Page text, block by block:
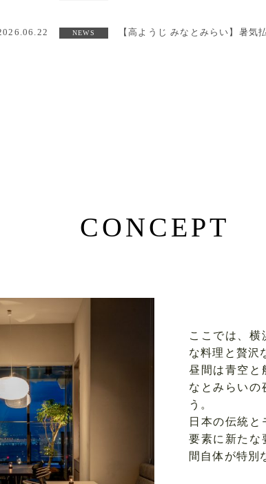
NEWS 【高ようじ みなとみらい】暑気
CONCEPT
ここでは、横
な料理と贅沢
昼間は青空と
なとみらいの
う。
日本の伝統
要素に新たな
間自体が特別